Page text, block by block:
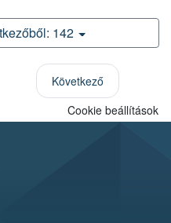
142
Következő
Cookie beállítások